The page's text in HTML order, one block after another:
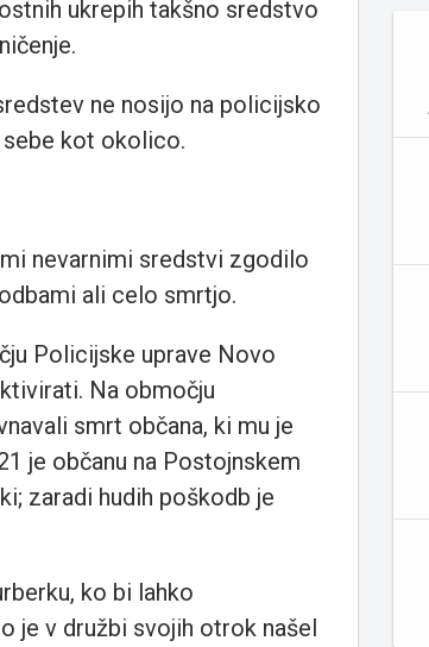
ukrepih takšno sredstvo
ne nosijo na policijsko
kot okolico.
nevarnimi sredstvi zgodilo
ali celo smrtjo.
Policijske uprave Novo
Na območju
smrt občana, ki mu je
je občanu na Postojnskem
zaradi hudih poškodb je
ko bi lahko
je v družbi svojih otrok našel